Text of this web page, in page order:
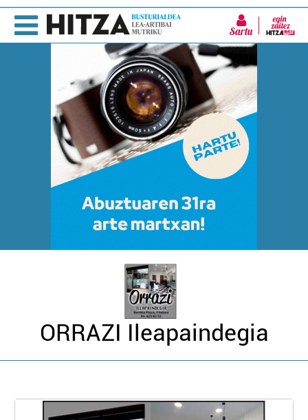
Sartu
ORRAZI Ileapaindegia